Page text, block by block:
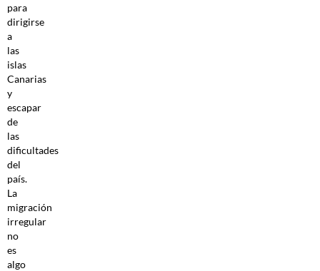
para
dirigirse
a
las
islas
Canarias
y
escapar
de
las
dificultades
del
país.
La
migración
irregular
no
es
algo